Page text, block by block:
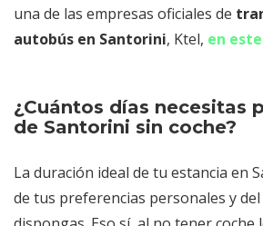
una de las empresas oficiales de
autobús en Santorini, Ktel, en
¿Cuántos días necesitas
de Santorini sin coche?
La duración ideal de tu estancia en
de tus preferencias personales y